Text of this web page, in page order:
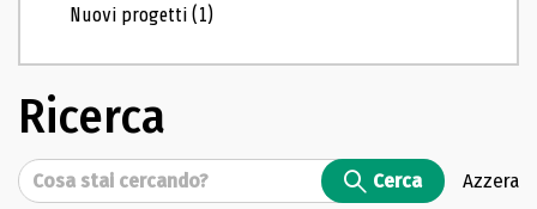
Nuovi progetti(1)
Ricerca
Cerca Cerca Azzera